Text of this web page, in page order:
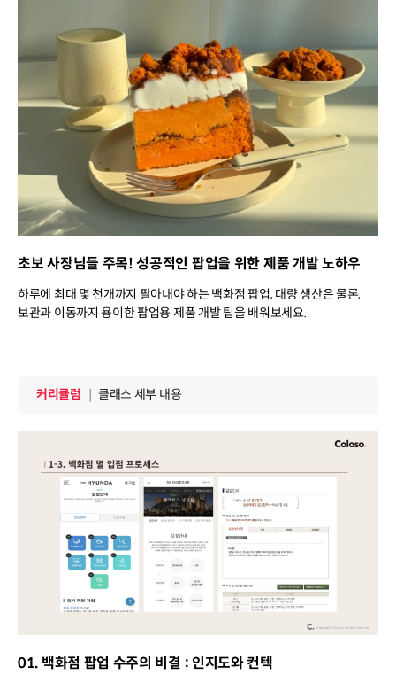
초보 사장님들 주목! 성공적인 팝업을 위한 제품 개발 노하우
하루에 최대 몇 천개까지 팔아내야 하는 백화점 팝업, 대량 생산은 물론,
보관과 이동까지 용이한 팝업용 제품 개발 팁을 배워보세요.
커리큘럼
커리큘럼 클래스 세부 내용
01. 백화점 팝업 수주의 비결 : 인지도와 컨텍